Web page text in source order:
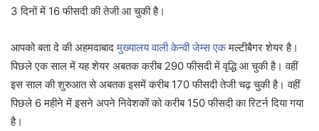
3 दिनों में 16 फीसदी की तेजी आ चुकी है।
आपको बता दे की अहमदाबादमुख्यालय वाली केन्वी जेम्स एकमल्टीबैगर शेयर है।
पिछले एक साल में यह शेयर अबतक करीब 290 फीसदी में वृद्धि आ चुकी है। वहीं
इस साल की शुरुआत से अबतक इसमें करीब 170 फीसदी तेजी चढ़ चुकी है। वहीं
पिछले 6 महीने में इसने अपने निवेशकों को करीब 150 फीसदी का रिटर्न दिया गया
है।